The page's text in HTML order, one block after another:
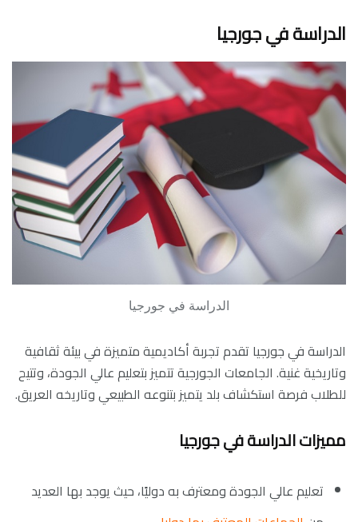
الدراسة في جورجيا
الدراسة في جورجيا
الدراسة في جورجيا تقدم تجربة أكاديمية متميزة في بيئة ثقافية
وتاريخية غنية. الجامعات الجورجية تتميز بتعليم عالي الجودة، وتتيح
للطلاب فرصة استكشاف بلد يتميز بتنوعه الطبيعي وتاريخه العريق.
مميزات الدراسة في جورجيا
تعليم عالي الجودة ومعترف به دوليًا، حيث يوجد بها العديد